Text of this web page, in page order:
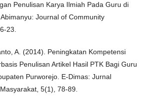
Penulisan Karya Ilmiah Pada Guru di
Journal of Community
23.
A. (2014). Peningkatan Kompetensi
Penulisan Artikel Hasil PTK Bagi Guru
Purworejo. E-Dimas: Jurnal
5(1), 78-89.